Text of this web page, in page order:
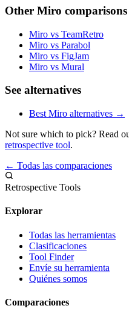
Other Miro comparisons
Miro vs TeamRetro
Miro vs Parabol
Miro vs FigJam
Miro vs Mural
See alternatives
Best Miro alternatives →
Not sure which to pick? Read
retrospective tool.
← Todas las comparaciones
Retrospective Tools
Explorar
Todas las herramientas
Clasificaciones
Tool Finder
Envíe su herramienta
Quiénes somos
Comparaciones